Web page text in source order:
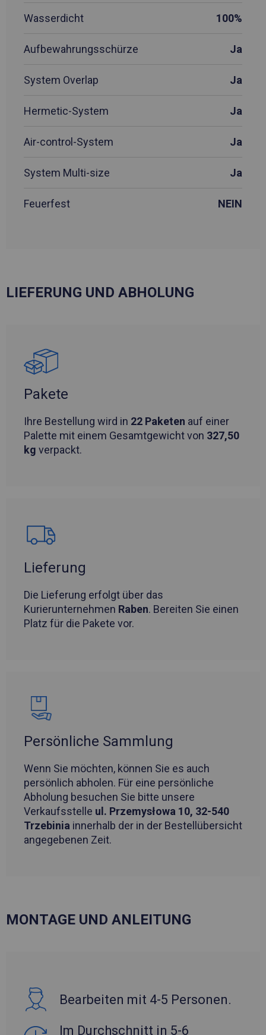
Wasserdicht 100%
Aufbewahrungsschürze Ja
System Overlap Ja
Hermetic-System Ja
Air-control-System Ja
System Multi-size Ja
Feuerfest NEIN
LIEFERUNG UND ABHOLUNG
Pakete
Ihre Bestellung wird in 22 Paketen auf einer
Palette mit einem Gesamtgewicht von 327,50
kg verpackt.
Lieferung
Die Lieferung erfolgt über das
Kurierunternehmen Raben. Bereiten Sie einen
Platz für die Pakete vor.
Persönliche Sammlung
Wenn Sie möchten, können Sie es auch
persönlich abholen. Für eine persönliche
Abholung besuchen Sie bitte unsere
Verkaufsstelle ul. Przemysłowa 10, 32-540
Trzebinia innerhalb der in der Bestellübersicht
angegebenen Zeit.
MONTAGE UND ANLEITUNG
Bearbeiten mit 4-5 Personen.
Im Durchschnitt in 5-6